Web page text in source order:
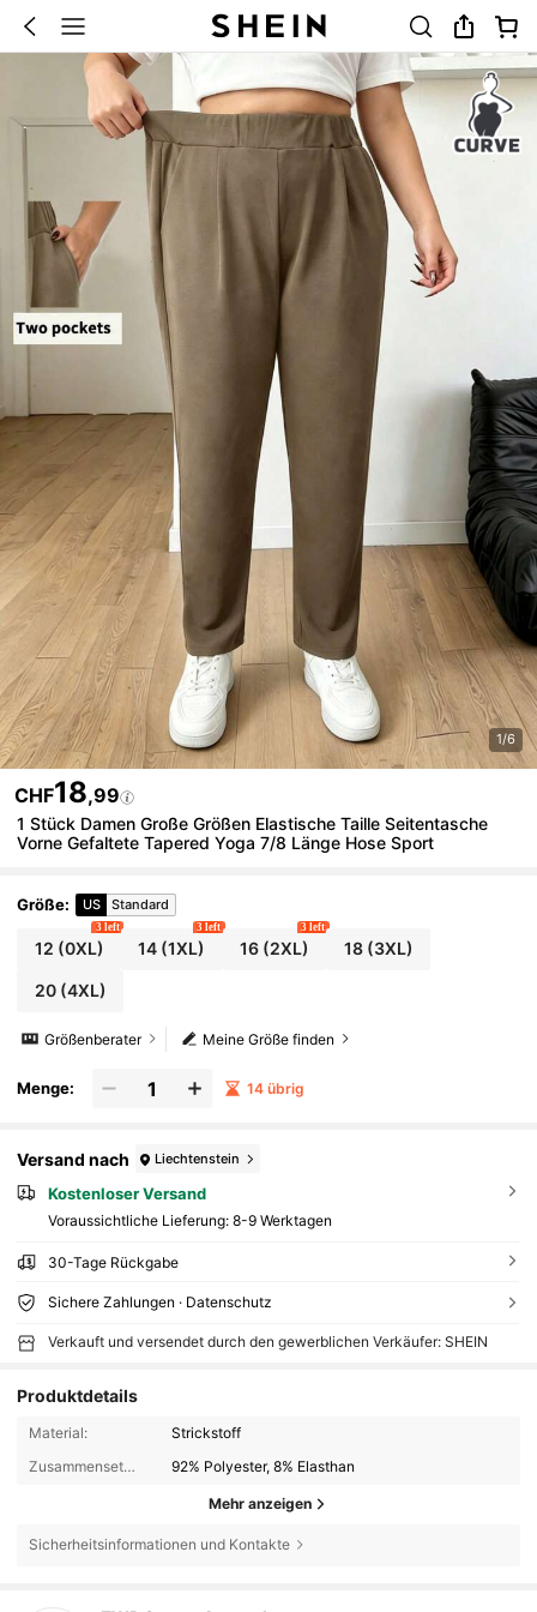
1/6
CHF18,99
1 Stück Damen Große Größen Elastische Taille Seitentasche
Vorne Gefaltete Tapered Yoga 7/8 Länge Hose Sport
Größe: US Standard
12 (0XL)
3 left
14 (1XL)
3 left
16(2XL)
3 left
18(3XL)
20(4XL)
Meine Größe finden
Größenberater
Menge: 14 übrig
Versand nach Liechtenstein
Kostenloser Versand
Voraussichtliche Lieferung: 8-9 Werktagen
30-Tage Rückgabe
Sichere Zahlungen · Datenschutz
Verkauft und versendet durch den gewerblichen Verkäufer: SHEIN
Produktdetails
Material:
Strickstoff
Zusammensetzung:
92% Polyester, 8% Elasthan
Mehr anzeigen
Sicherheitsinformationen und Kontakte